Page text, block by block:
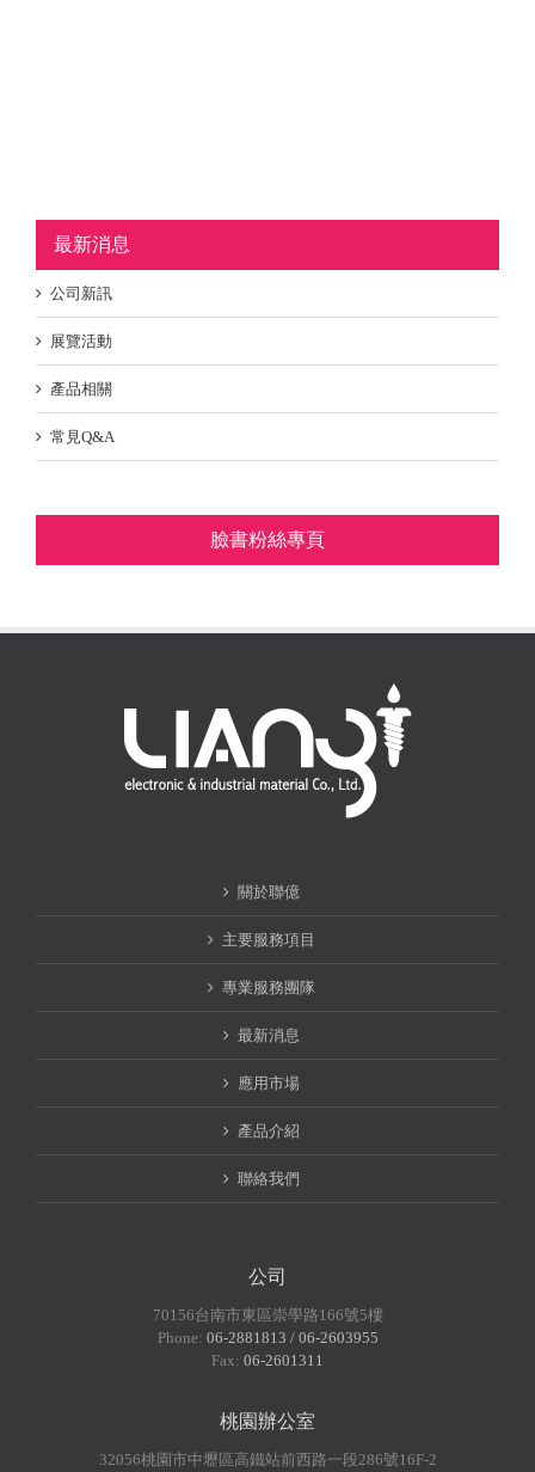
最新消息
公司新訊
展覽活動
產品相關
常見Q&A
臉書粉絲專頁
關於聯億
主要服務項目
專業服務團隊
最新消息
應用市場
產品介紹
聯絡我們
公司
70156台南市東區崇學路166號5樓
Phone: 06-2881813 / 06-2603955
Fax: 06-2601311
桃園辦公室
32056桃園市中壢區高鐵站前西路一段286號16F-2